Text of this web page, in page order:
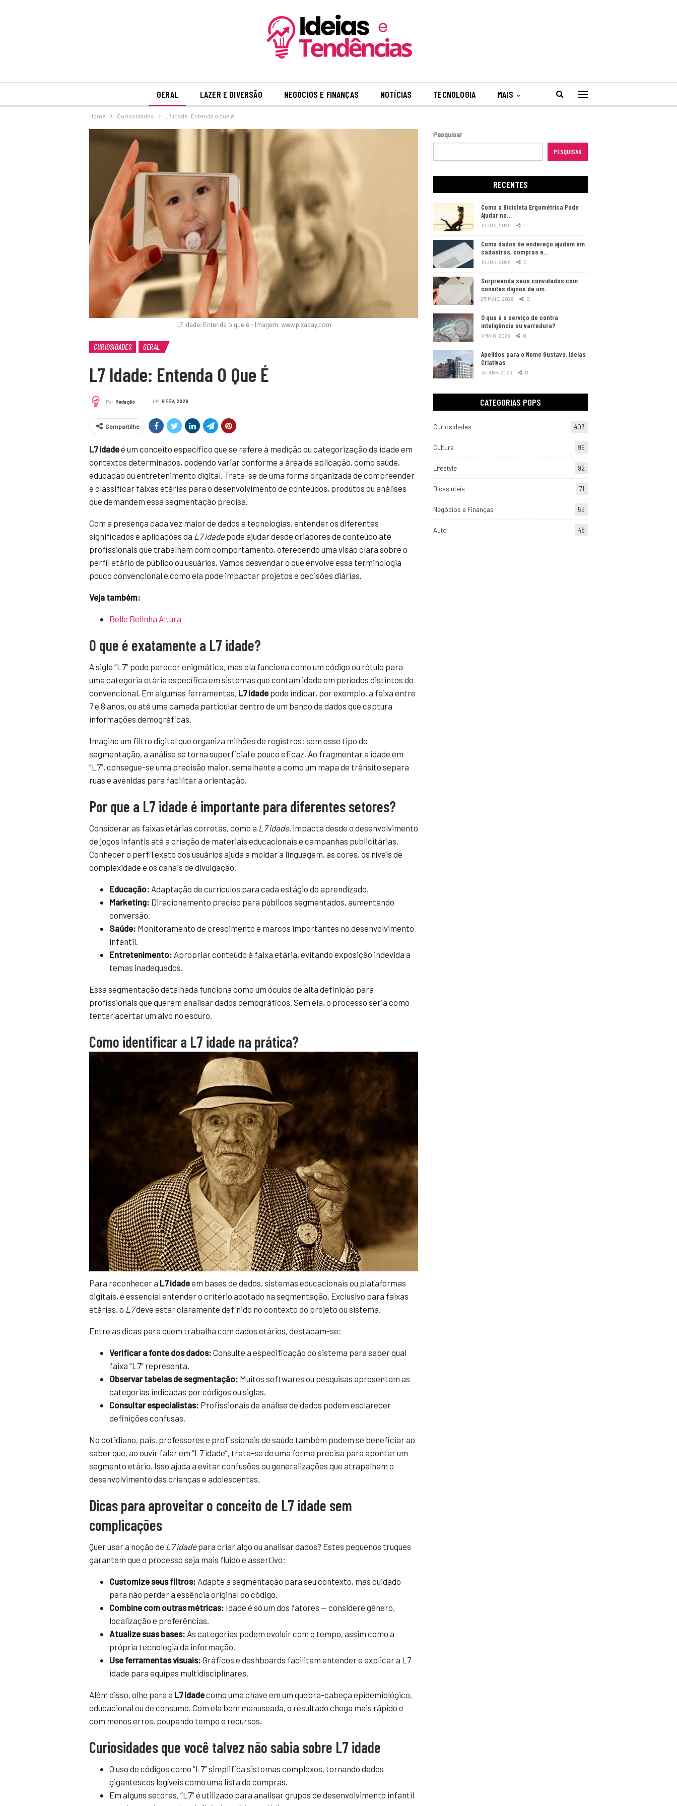
GERAL LAZER E DIVERSÃO NEGÓCIOS E FINANÇAS NOTÍCIAS TECNOLOGIA MAIS
Home Curiosidades L7 idade: Entenda o que é
L7 idade: Entenda o que é - Imagem: www.pixabay.com
CURIOSIDADES GERAL
L7 Idade: Entenda O Que É
Por Redação EM 6 FEV, 2026
Compartilhe
L7 idadeé um conceito específico que se refere à medição ou categorização da idade em
contextos determinados, podendo variar conforme a área de aplicação, como saúde,
educação ou entretenimento digital. Trata-se de uma forma organizada de compreender
e classificar faixas etárias para o desenvolvimento de conteúdos, produtos ou análises
que demandem essa segmentação precisa.
Com a presença cada vez maior de dados e tecnologias, entender os diferentes
significados e aplicações da L7 idadepode ajudar desde criadores de conteúdo até
profissionais que trabalham com comportamento, oferecendo uma visão clara sobre o
perfil etário de público ou usuários. Vamos desvendar o que envolve essa terminologia
pouco convencional e como ela pode impactar projetos e decisões diárias.
Veja também:
Belle Belinha Altura
O que é exatamente a L7 idade?
A sigla “L7” pode parecer enigmática, mas ela funciona como um código ou rótulo para
uma categoria etária específica em sistemas que contam idade em períodos distintos do
convencional. Em algumas ferramentas, L7 idade pode indicar, por exemplo, a faixa entre
7 e 8 anos, ou até uma camada particular dentro de um banco de dados que captura
informações demográficas.
Imagine um filtro digital que organiza milhões de registros: sem esse tipo de
segmentação, a análise se torna superficial e pouco eficaz. Ao fragmentar a idade em
“L7”, consegue-se uma precisão maior, semelhante a como um mapa de trânsito separa
ruas e avenidas para facilitar a orientação.
Por que a L7 idade é importante para diferentes setores?
Considerar as faixas etárias corretas, como a L7 idade, impacta desde o desenvolvimento
de jogos infantis até a criação de materiais educacionais e campanhas publicitárias.
Conhecer o perfil exato dos usuários ajuda a moldar a linguagem, as cores, os níveis de
complexidade e os canais de divulgação.
Educação: Adaptação de currículos para cada estágio do aprendizado.
Marketing: Direcionamento preciso para públicos segmentados, aumentando
conversão.
Saúde: Monitoramento de crescimento e marcos importantes no desenvolvimento
infantil.
Entretenimento: Apropriar conteúdo à faixa etária, evitando exposição indevida a
temas inadequados.
Essa segmentação detalhada funciona como um óculos de alta definição para
profissionais que querem analisar dados demográficos. Sem ela, o processo seria como
tentar acertar um alvo no escuro.
Como identificar a L7 idade na prática?
Para reconhecer a L7 idadeem bases de dados, sistemas educacionais ou plataformas
digitais, é essencial entender o critério adotado na segmentação. Exclusivo para faixas
etárias, o L7deve estar claramente definido no contexto do projeto ou sistema.
Entre as dicas para quem trabalha com dados etários, destacam-se:
Verificar a fonte dos dados: Consulte a especificação do sistema para saber qual
faixa “L7” representa.
Observar tabelas de segmentação: Muitos softwares ou pesquisas apresentam as
categorias indicadas por códigos ou siglas.
Consultar especialistas: Profissionais de análise de dados podem esclarecer
definições confusas.
No cotidiano, pais, professores e profissionais de saúde também podem se beneficiar ao
saber que, ao ouvir falar em “L7 idade”, trata-se de uma forma precisa para apontar um
segmento etário. Isso ajuda a evitar confusões ou generalizações que atrapalham o
desenvolvimento das crianças e adolescentes.
Dicas para aproveitar o conceito de L7 idade sem
complicações
Quer usar a noção de L7 idadepara criar algo ou analisar dados? Estes pequenos truques
garantem que o processo seja mais fluido e assertivo:
Customize seus filtros: Adapte a segmentação para seu contexto, mas cuidado
para não perder a essência original do código.
Combine com outras métricas: Idade é só um dos fatores — considere gênero,
localização e preferências.
Atualize suas bases: As categorias podem evoluir com o tempo, assim como a
própria tecnologia da informação.
Use ferramentas visuais: Gráficos e dashboards facilitam entender e explicar a L7
idade para equipes multidisciplinares.
Além disso, olhe para a L7 idadecomo uma chave em um quebra-cabeça epidemiológico,
educacional ou de consumo. Com ela bem manuseada, o resultado chega mais rápido e
com menos erros, poupando tempo e recursos.
Curiosidades que você talvez não sabia sobre L7 idade
O uso de códigos como “L7” simplifica sistemas complexos, tornando dados
gigantescos legíveis como uma lista de compras.
Em alguns setores, “L7” é utilizado para analisar grupos de desenvolvimento infantil
Pesquisar
PESQUISAR
RECENTES
Como a Bicicleta Ergométrica Pode
Ajudar no…
16 JUN, 2026 0
Como dados de endereço ajudam em
cadastros, compras e…
16 JUN, 2026 0
Surpreenda seus convidados com
convites dignos de um…
25 MAIO, 2026 0
O que é o serviço de contra
inteligência ou varredura?
1 MAIO, 2026 0
Apelidos para o Nome Gustavo: Ideias
Criativas
30 ABR, 2026 0
CATEGORIAS POPS
Curiosidades 403
Cultura 96
Lifestyle 92
Dicas úteis 71
Negócios e Finanças 55
Auto 48